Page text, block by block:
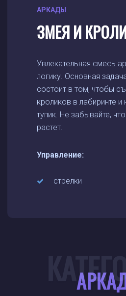
АРКАДЫ
ЗМЕЯ И
Увлекательная смесь
логику. Основная
состоит в том, чтобы
кроликов в лабиринте и
тупик. Не забывайте,
растет.
Управление:
стрелки